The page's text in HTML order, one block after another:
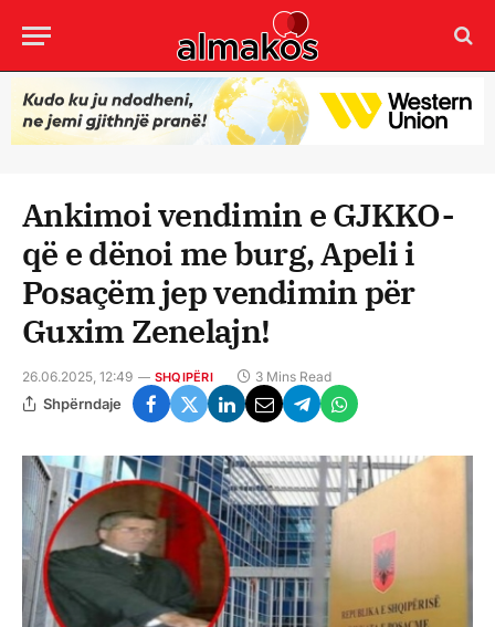
Ankimoi vendimin e GJKKO-
që e dënoi me burg, Apeli i
Posaçëm jep vendimin për
Guxim Zenelajn!
26.06.2025, 12:49 SHQIPËRI 3 Mins Read
Shpërndaje